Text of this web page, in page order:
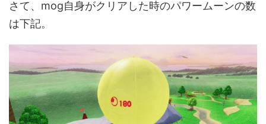
さて、mog自身がクリアした時のパワームーンの数
は下記。